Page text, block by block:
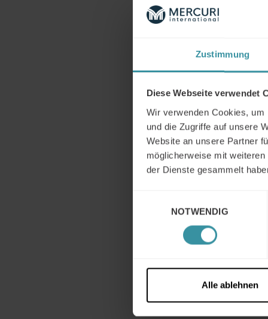
Zustimmung
Diese Webseite verwendet
Wir verwenden Cookies,
und die Zugriffe auf unsere
Website an unsere Partner
möglicherweise mit
der Dienste gesammelt
NOTWENDIG
Alle ablehnen